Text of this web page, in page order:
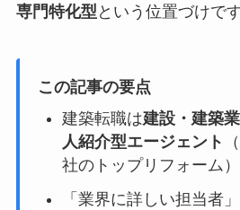
専門特化型 という位置づけです
この記事の要点
建築転職は建設・建築
人紹介型エージェント
社のトップリフォーム）
「業界に詳しい担当者